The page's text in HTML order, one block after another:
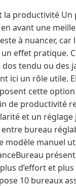
la productivité
avant une
à nuancer,
effet pratique.
tendu ou des
ici un rôle utile.
cette
de productivité
et un
bureau
modèle manuel
d’effort et
10 bureaux